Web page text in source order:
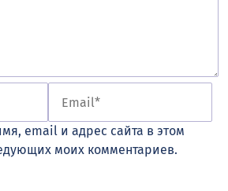
email и адрес сайта в этом
моих комментариев.